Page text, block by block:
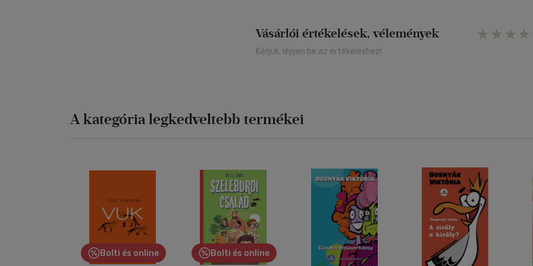
Vásárlói értékelések, vélemények
Kérjük, lépjen be az értékeléshez!
A kategória legkedveltebb termékei
Bolti és online Bolti és online